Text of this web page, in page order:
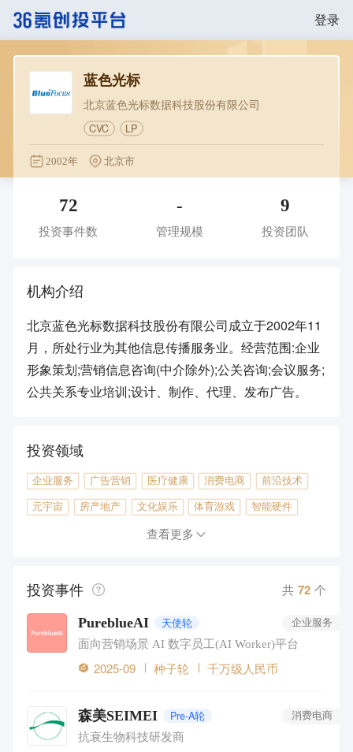
登录
蓝色光标
北京蓝色光标数据科技股份有限公司
CVC LP
2002年 北京市
72
投资事件数
-
管理规模
9
投资团队
机构介绍
北京蓝色光标数据科技股份有限公司成立于2002年11
月，所处行业为其他信息传播服务业。经营范围:企业
形象策划;营销信息咨询(中介除外);公关咨询;会议服务;
公共关系专业培训;设计、制作、代理、发布广告。
投资领域
企业服务 广告营销 医疗健康 消费电商 前沿技术
元宇宙 房产地产 文化娱乐 体育游戏 智能硬件
先进制造 旅游
查看更多
投资事件 共 72 个
PureblueAI 天使轮
面向营销场景 AI 数字员工(AI Worker)平台
企业服务
2025-09 种子轮 千万级人民币
森美SEIMEI Pre-A轮
抗衰生物科技研发商
消费电商